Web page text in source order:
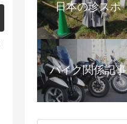
日本の珍スポ
バイク関係記事